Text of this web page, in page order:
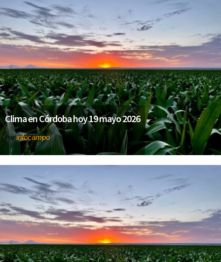
Clima en Córdoba hoy 19 mayo 2026
Porinfocampo